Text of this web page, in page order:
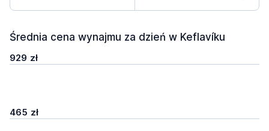
Średnia cena wynajmu za dzień w Keflavíku
929 zł
465 zł